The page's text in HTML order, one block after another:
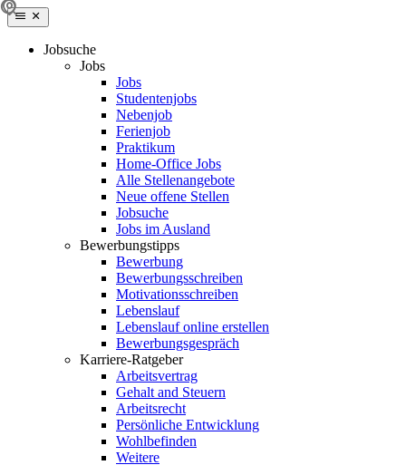
Jobsuche
Jobs
Jobs
Studentenjobs
Nebenjob
Ferienjob
Praktikum
Home-Office Jobs
Alle Stellenangebote
Neue offene Stellen
Jobsuche
Jobs im Ausland
Bewerbungstipps
Bewerbung
Bewerbungsschreiben
Motivationsschreiben
Lebenslauf
Lebenslauf online erstellen
Bewerbungsgespräch
Karriere-Ratgeber
Arbeitsvertrag
Gehalt and Steuern
Arbeitsrecht
Persönliche Entwicklung
Wohlbefinden
Weitere